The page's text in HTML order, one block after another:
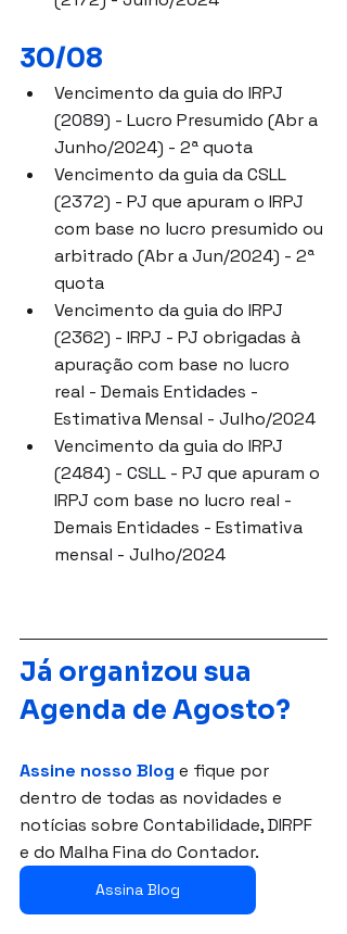
30/08
Vencimento da guia do IRPJ
(2089) - Lucro Presumido (Abr a
Junho/2024) - 2ª quota
Vencimento da guia da CSLL
(2372) - PJ que apuram o IRPJ
com base no lucro presumido ou
arbitrado (Abr a Jun/2024) - 2ª
quota
Vencimento da guia do IRPJ
(2362) - IRPJ - PJ obrigadas à
apuração com base no lucro
real - Demais Entidades -
Estimativa Mensal - Julho/2024
Vencimento da guia do IRPJ
(2484) - CSLL - PJ que apuram o
IRPJ com base no lucro real -
Demais Entidades - Estimativa
mensal - Julho/2024
Já organizou sua
Agenda de Agosto?
Assine nosso Blog e fique por
dentro de todas as novidades e
notícias sobre Contabilidade, DIRPF
e do Malha Fina do Contador.
Assina Blog